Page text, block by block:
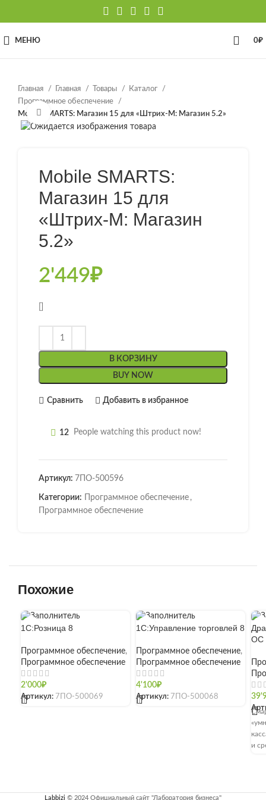
МЕНЮ 0₽
Главная Главная Товары
Каталог
Программное обеспечение
Mobile SMARTS: Магазин 15 для «Штрих-М: Магазин 5.2»
Нажмите, чтобы увеличить
Mobile SMARTS:
Магазин 15 для
«Штрих-М: Магазин
5.2»
2'449₽
В КОРЗИНУ
BUY NOW
Сравнить Добавить в избранное
12 People watching this product now!
Артикул: 7ПО-500596
Категории: Программное обеспечение ,
Программное обеспечение
Похожие
1С:Розница 8
Программное обеспечение,
Программное обеспечение
2'000₽
Артикул: 7ПО-500069
[]
1С:Управление торговлей 8
Программное обеспечение,
Программное обеспечение
4'100₽
Артикул: 7ПО-500068
[]
ОС
и
Labbizi © 2024 Официальный сайт "Лаборатория бизнеса"